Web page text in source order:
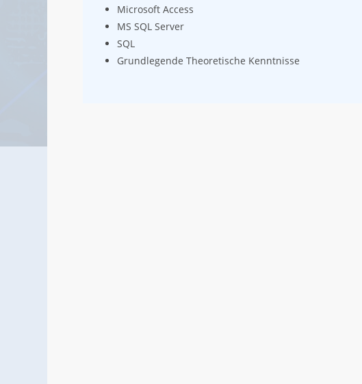
Microsoft Access
MS SQL Server
SQL
Grundlegende Theoretische Kenntnisse